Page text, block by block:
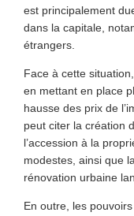
est principalement
dans la capitale,
étrangers.
Face à cette
en mettant en place
hausse des prix de
peut citer la création
l’accession à la
modestes, ainsi que
rénovation urbaine
En outre, les